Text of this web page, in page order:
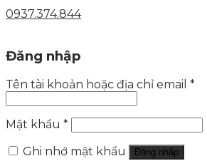
0937.374.844
Đăng nhập
Tên tài khoản hoặc địa chỉ email *
Mật khẩu *
Ghi nhớ mật khẩu
Đăng nhập